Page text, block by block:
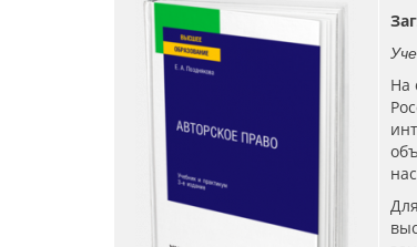
На